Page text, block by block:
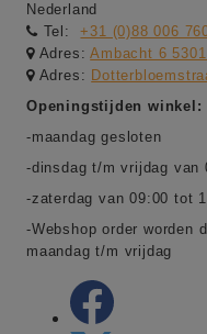
Nederland
Tel:
+31 (0)88 006
Adres:Ambacht 6
Adres:
Openingstijden winkel:
-maandag gesloten
-dinsdag t/m vrijdag van
-zaterdag van 09:00 tot
-Webshop order worden
maandag t/m vrijdag